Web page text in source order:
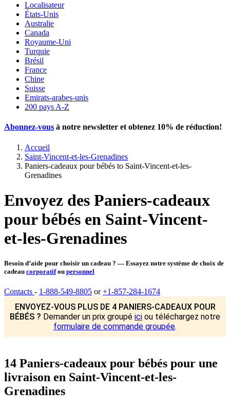
Localisateur
États-Unis
Australie
Canada
Royaume-Uni
Turquie
Brésil
France
Chine
Suisse
Emirats-arabes-unis
200 pays A-Z
Abonnez-vous à notre newsletter et obtenez 10% de réduction!
Accueil
Saint-Vincent-et-les-Grenadines
Paniers-cadeaux pour bébés to Saint-Vincent-et-les-
Grenadines
Envoyez des Paniers-cadeaux
pour bébés en Saint-Vincent-
et-les-Grenadines
Besoin d’aide pour choisir un cadeau ? — Essayez notre système de choix de
cadeau corporatifou personnel
Contacts - 1-888-549-8805 or+1-857-284-1674
ENVOYEZ-VOUS PLUS DE 4 PANIERS-CADEAUX POUR
BÉBÉS ? Demander un prix groupé ici ou téléchargez notre
formulaire de commande groupée.
14 Paniers-cadeaux pour bébés pour une
livraison en Saint-Vincent-et-les-
Grenadines